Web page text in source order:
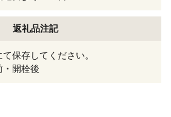
返礼品注記
保存してください。
・開栓後